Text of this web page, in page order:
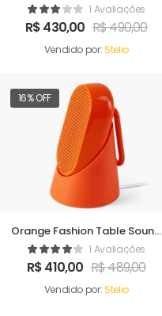
1 Avaliações
R$430,00 R$490,00
Vendido por:Stelio
16% OFF
Orange Fashion Table Sound
Maker1 Avaliações
R$410,00 R$489,00
Vendido por:Stelio